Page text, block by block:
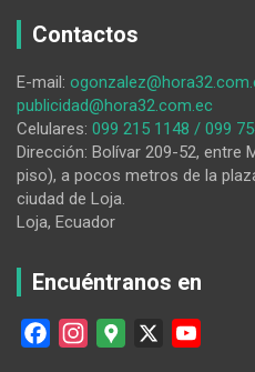
juega
lunes
en
casa
Contactos
E-mail:
publicidad@hora32.com.ec
Celulares: 099 215 1148 / 099
Dirección: Bolívar 209-52, entre
piso), a pocos metros de la
ciudad de Loja.
Loja, Ecuador
Encuéntranos en